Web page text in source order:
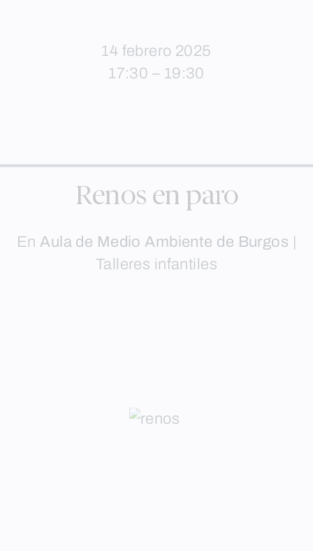
14 febrero 2025
17:30 – 19:30
Renos en paro
EnAula de Medio Ambiente de Burgos
Talleres infantiles